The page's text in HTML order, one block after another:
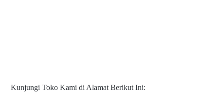
Kunjungi Toko Kami di Alamat Berikut Ini: